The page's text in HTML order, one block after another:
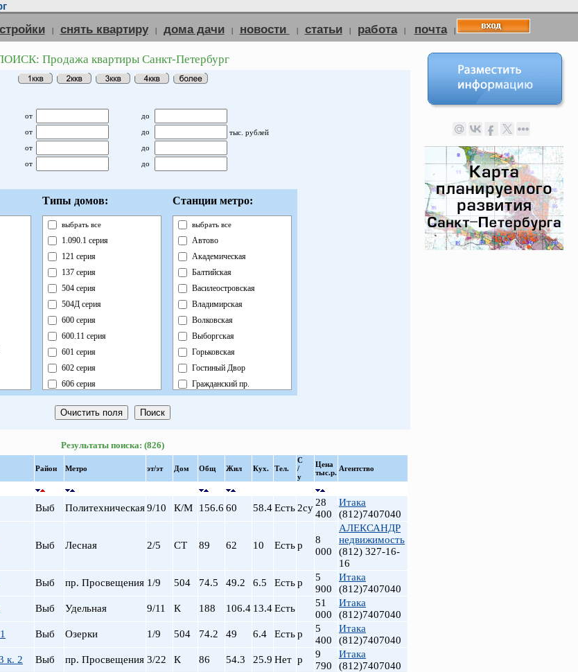
| снять квартиру | дома дачи | новости | статьи | работа | почта |
Продажа квартиры Санкт-Петербург
от до
от до тыс. рублей
от до
от до
Типы домов:
выбрать все
1.090.1 серия
121 серия
137 серия
504 серия
504Д серия
600 серия
600.11 серия
601 серия
602 серия
606 серия
Брежневка
Индивидуальный
Кирпично-Монолитный
Кирпичный
Коттедж
Немецкий
Реконструкция
Ст.Фонд Кап.Рем.
Старый фонд (СФ)
Хрущевка
Станции метро:
выбрать все
Автово
Академическая
Балтийская
Василеостровская
Владимирская
Волковская
Выборгская
Горьковская
Гостиный Двор
Гражданский пр.
Звенигородская
Кировский завод
Крестовский о-в
Ладожская
Ломоносовская
Московская
Московские ворота
Результаты поиска: (826)
Район Метро эт/эт Дом Общ Жил Кух. Тел.
С
/
у
Цена
тыс.р. Агентство
Выб Политехническая9/10 К/М 156.6 60 58.4Есть 2су 28
400
Итака
(812)7407040
Выб Лесная 2/5 СТ 89 62 10 Естьр
8
000
АЛЕКСАНДР
недвижимость
(812) 327-16-
16
Выб пр. Просвещения 1/9 504 74.5 49.2 6.5 Естьр
5
900
Итака
(812)7407040
Выб Удельная 9/11 К 188 106.4 13.4Есть
51
000
Итака
(812)7407040
Выб Озерки 1/9 504 74.2 49 6.4 Естьр
5
400
Итака
(812)7407040
к. 2 Выб пр. Просвещения 3/22 К 86 54.3 25.9 Нет р
9
790
Итака
(812)7407040